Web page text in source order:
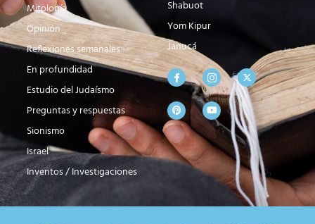
Mitología
Opinión
Reflexiones semanales
En profundidad
Estudio del Judaísmo
Preguntas y respuestas
Sionismo
Israel
Inventos / Investigaciones
Shabuot
Yom Kipur
Janucá